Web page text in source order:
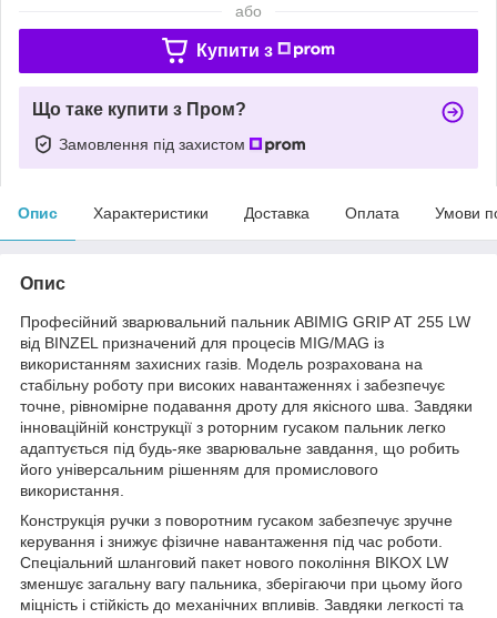
або
Купити з
Що таке купити з Пром?
Замовлення під захистом
Опис Характеристики Доставка Оплата Умови
Опис
Професійний зварювальний пальник ABIMIG GRIP AT 255 LW
від BINZEL призначений для процесів MIG/MAG із
використанням захисних газів. Модель розрахована на
стабільну роботу при високих навантаженнях і забезпечує
точне, рівномірне подавання дроту для якісного шва. Завдяки
інноваційній конструкції з роторним гусаком пальник легко
адаптується під будь-яке зварювальне завдання, що робить
його універсальним рішенням для промислового
використання.
Конструкція ручки з поворотним гусаком забезпечує зручне
керування і знижує фізичне навантаження під час роботи.
Спеціальний шланговий пакет нового покоління BIKOX LW
зменшує загальну вагу пальника, зберігаючи при цьому його
міцність і стійкість до механічних впливів. Завдяки легкості та